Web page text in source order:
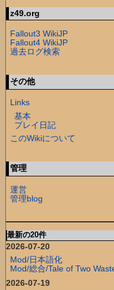
z49.org
Fallout3 WikiJP
Fallout4 WikiJP
過去ログ検索
その他
Links
基本
プレイ日記
このWikiについて
管理
運営
管理blog
最新の20件
2026-07-20
Mod/日本語化
Mod/総合/Tale of Two
2026-07-19